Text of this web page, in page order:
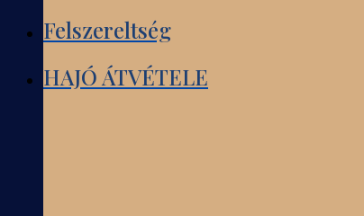
Felszereltség
HAJÓ ÁTVÉTELE